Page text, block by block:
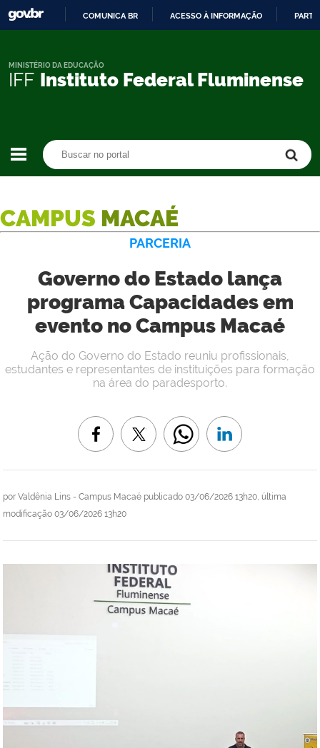
CONTEÚDO
COMUNICA BR ACESSO À INFORMAÇÃO
IFF Instituto Federal Fluminense
MINISTÉRIO DA EDUCAÇÃO
CAMPUS MACAÉ
PARCERIA
Governo do Estado lança
programa Capacidades em
evento no Campus Macaé
por Valdênia Lins - Campus Macaé publicado 03/06/2026 13h20, última
modificação 03/06/2026 13h20
Ação do Governo do Estado reuniu profissionais,
estudantes e representantes de instituições para formação
na área do paradesporto.